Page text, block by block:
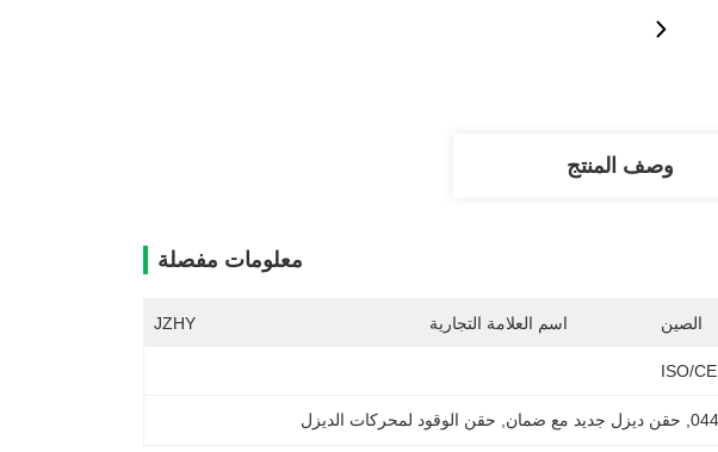
وصف المنتج
معلومات مفصلة
الصين اسم العلامة التجارية JZHY
ISO/CE
حقن ديزل جديد مع ضمان حقن الوقود لمحركات الديزل